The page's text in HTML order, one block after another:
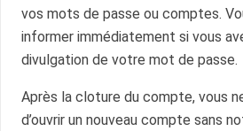
vos mots de passe ou comptes.
informer immédiatement si vous
divulgation de votre mot de passe.
Après la cloture du compte, vous
d’ouvrir un nouveau compte sans